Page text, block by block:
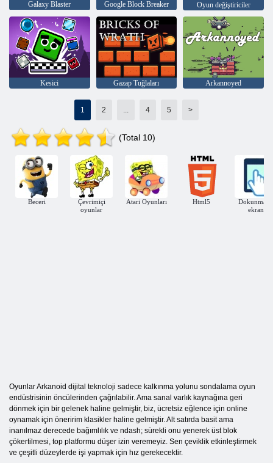
Galaxy Blaster Google Block Breaker Oyun değiştiriciler
Kesici Gazap Tuğlaları Arkannoyed
1 2 4 5 >
(Total 10)
Beceri
Çevrimiçi
oyunlar
Atari Oyunları Html5
Dokunmatik
ekran
Oyunlar Arkanoid dijital teknoloji sadece kalkınma yolunu sondalama oyun
endüstrisinin öncülerinden çağrılabilir. Ama sanal varlık kaynağına geri
dönmek için bir gelenek haline gelmiştir, biz, ücretsiz eğlence için online
oynamak için öneririm klasikler haline gelmiştir. Alt satırda basit ama
inanılmaz derecede bağımlılık ve ndash; sürekli onu yenerek üst blok
çökertilmesi, top platformu düşer izin veremeyiz. Sen çeviklik etkinleştirmek
ve çeşitli düzeylerde işi yapmak için hız gerekecektir.